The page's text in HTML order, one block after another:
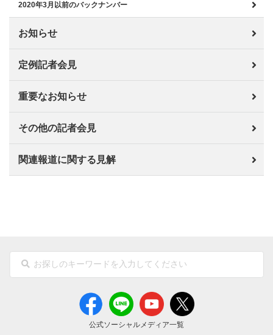
2020年3月以前のバックナンバー
お知らせ
定例記者会見
重要なお知らせ
その他の記者会見
関連報道に関する見解
公式ソーシャルメディア一覧